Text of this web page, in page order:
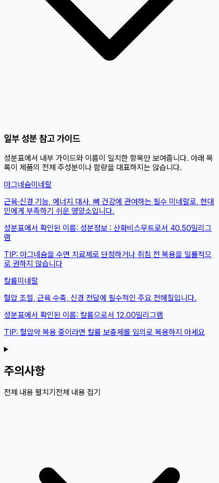
일부 성분 참고 가이드
성분표에서 내부 가이드와 이름이 일치한 항목만 보여줍니다. 아래 목
록이 제품의 전체 주성분이나 함량을 대표하지는 않습니다.
마그네슘미네랄
근육·신경 기능, 에너지 대사, 뼈 건강에 관여하는 필수 미네랄로, 현대
인에게 부족하기 쉬운 영양소입니다.
성분표에서 확인된 이름: 성분정보 : 산화비스무트로서 40.50밀리그
램
TIP: 마그네슘을 수면 치료제로 단정하거나 취침 전 복용을 일률적으
로 권하지 않습니다
칼륨미네랄
혈압 조절, 근육 수축, 신경 전달에 필수적인 주요 전해질입니다.
성분표에서 확인된 이름: 칼륨으로서 12.00밀리그램
TIP: 혈압약 복용 중이라면 칼륨 보충제를 임의로 복용하지 마세요
주의사항
전체 내용 펼치기전체 내용 접기